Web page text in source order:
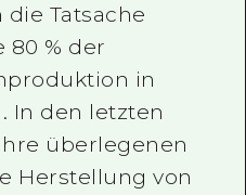
Tatsache
80 % der
in
In den letzten
überlegenen
Herstellung von